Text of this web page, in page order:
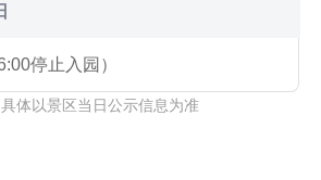
停止入园）
体以景区当日公示信息为准